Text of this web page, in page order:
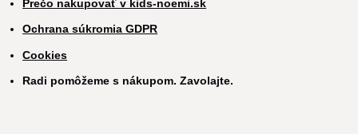
Prečo nakupovať v kids-noemi.sk
Ochrana súkromia GDPR
Cookies
Radi pomôžeme s nákupom. Zavolajte.